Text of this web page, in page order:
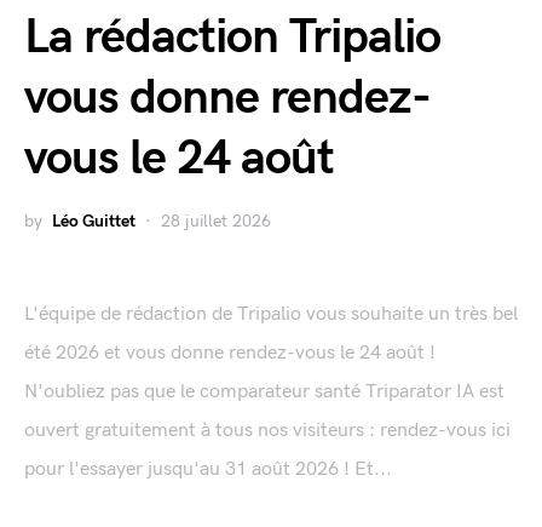
La rédaction Tripalio
vous donne rendez-
vous le 24 août
by Léo Guittet 28 juillet 2026
L'équipe de rédaction de Tripalio vous souhaite un très bel
été 2026 et vous donne rendez-vous le 24 août !
N'oubliez pas que le comparateur santé Triparator IA est
ouvert gratuitement à tous nos visiteurs : rendez-vous ici
pour l'essayer jusqu'au 31 août 2026 ! Et...